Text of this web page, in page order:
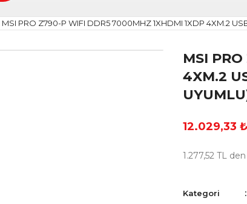
MSI PRO Z790-P WIFI DDR5 7000MHZ 1XHDMI 1XDP 4XM.2
MSI
4XM.2
12.029,33 ₺
1.277,52 TL
Kategori